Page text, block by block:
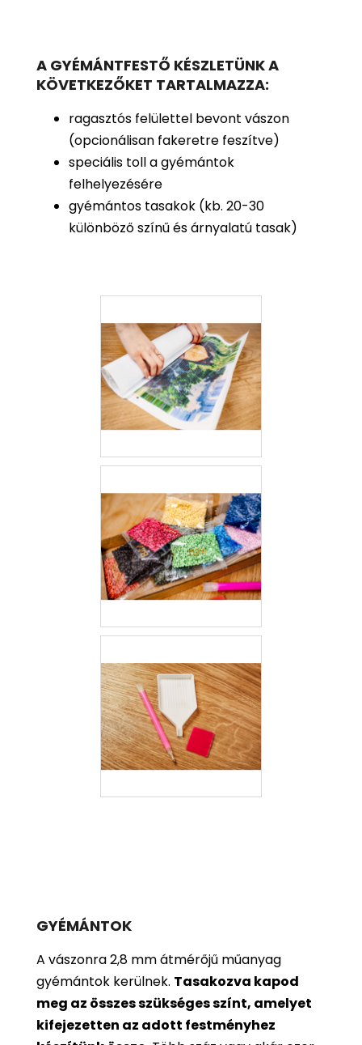
A GYÉMÁNTFESTŐ KÉSZLETÜNK A
KÖVETKEZŐKET TARTALMAZZA:
ragasztós felülettel bevont vászon
(opcionálisan fakeretre feszítve)
speciális toll a gyémántok
felhelyezésére
gyémántos tasakok (kb. 20-30
különböző színű és árnyalatú tasak)
GYÉMÁNTOK
A vászonra 2,8 mm átmérőjű műanyag
gyémántok kerülnek. Tasakozva kapod
meg az összes szükséges színt, amelyet
kifejezetten az adott festményhez